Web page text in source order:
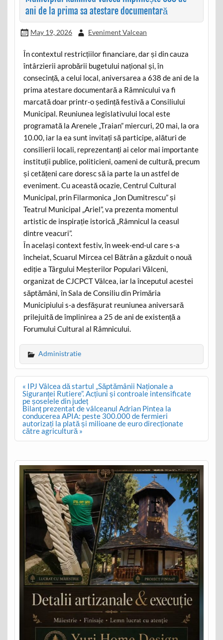
ani de la prima sa atestare documentară
May 19, 2026 Eveniment Valcean
În contextul restricțiilor financiare, dar și din cauza
întârzierii aprobării bugetului național și, în
consecință, a celui local, aniversarea a 638 de ani de la
prima atestare documentară a Râmnicului va fi
marcată doar printr-o ședință festivă a Consiliului
Municipal. Reuniunea legislativului local este
programată la Arenele „Traian” miercuri, 20 mai, la ora
10.00, iar la ea sunt invitați să participe, alături de
consilierii locali, reprezentanți ai celor mai importante
instituții publice, politicieni, oameni de cultură, precum
și cetățeni care doresc să ia parte la un astfel de
eveniment. Cu această ocazie, Centrul Cultural
Municipal, prin Filarmonica „Ion Dumitrescu” și
Teatrul Municipal „Ariel”, va prezenta momentul
artistic de inspirație istorică „Râmnicul la ceasul
dintre veacuri”.
În același context festiv, în week-end-ul care s-a
încheiat, Scuarul Mircea cel Bătrân a găzduit o nouă
ediție a Târgului Meșterilor Populari Vâlceni,
organizat de CJCPCT Vâlcea, iar la începutul acestei
săptămâni, în Sala de Consiliu din Primăria
Municipiului s-a desfășurat reuniunea aniversară
prilejuită de împlinirea a 25 de ani de existență a
Forumului Cultural al Râmnicului.
Administratie
Post
navigation
« IPJ Vâlcea dă startul „Săptămânii Naționale a
Siguranței Rutiere”. Acțiuni și controale intensificate
pe șoselele din județ
Bilanț prezentat de vâlceanul Adrian Pintea la
conducerea APIA: peste 300.000 de fermieri
autorizați la plată și milioane de euro direcționate
către agricultură »